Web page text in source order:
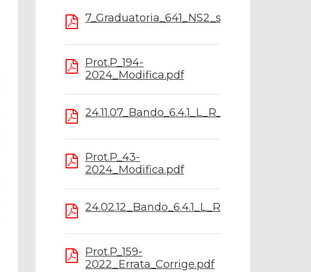
7_Graduatoria_641_NS2_sito_scorrim.pdf
Prot.P_194-
2024_Modifica.pdf
24.11.07_Bando_6.4.1_L_R_NS2_mod.pdf
Prot.P_43-
2024_Modifica.pdf
24.02.12_Bando_6.4.1_L_R_NS2_mod.pdf
Prot.P_159-
2022_Errata_Corrige.pdf